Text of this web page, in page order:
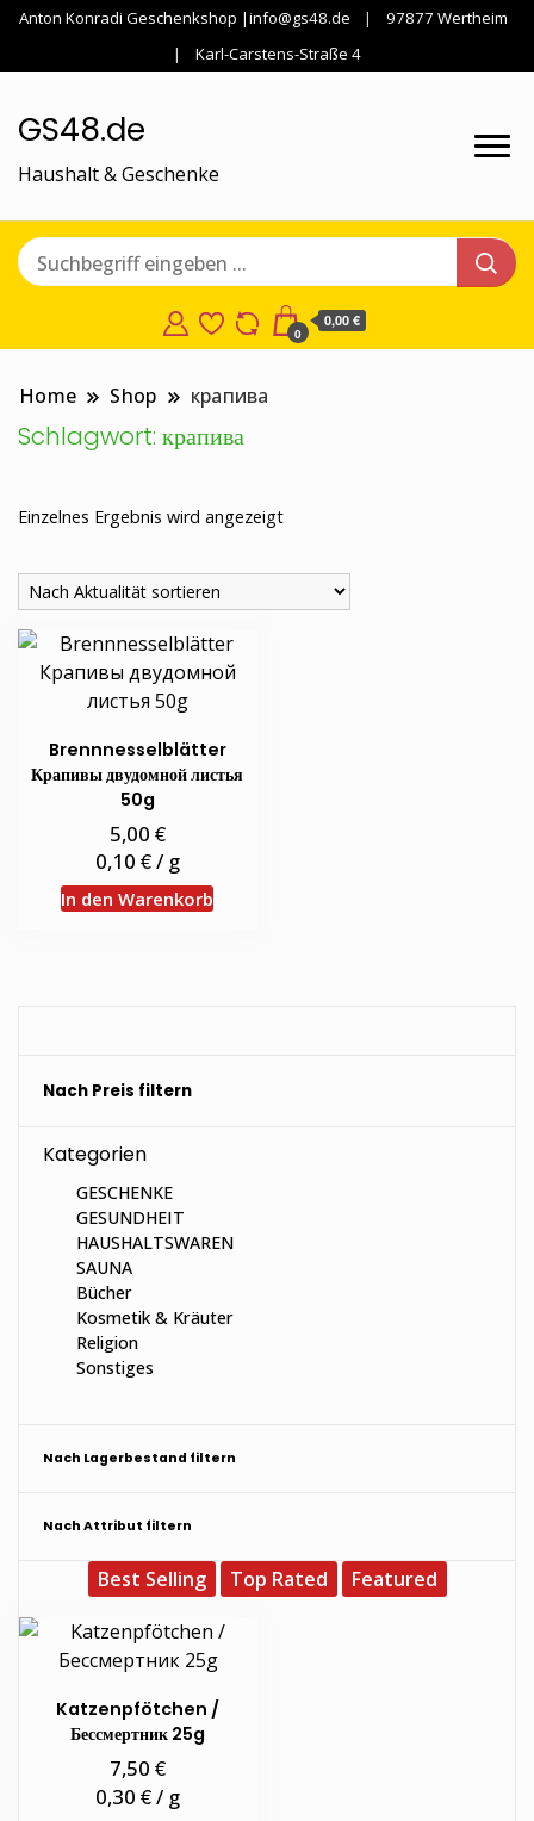
Anton Konradi Geschenkshop |info@gs48.de
97877 Wertheim
Karl-Carstens-Straße 4
GS48.de
Haushalt & Geschenke
0
0,00 €
Home Shop крапива
Schlagwort: крапива
Einzelnes Ergebnis wird angezeigt
Brennnesselblätter
Крапивы двудомной листья
50g
5,00 €
0,10 €/ g
In den Warenkorb
Nach Preis filtern
Kategorien
GESCHENKE
GESUNDHEIT
HAUSHALTSWAREN
SAUNA
Bücher
Kosmetik & Kräuter
Religion
Sonstiges
Nach Lagerbestand filtern
Nach Attribut filtern
Best Selling Top Rated Featured
Katzenpfötchen /
Бессмертник 25g
7,50€
0,30€/ g